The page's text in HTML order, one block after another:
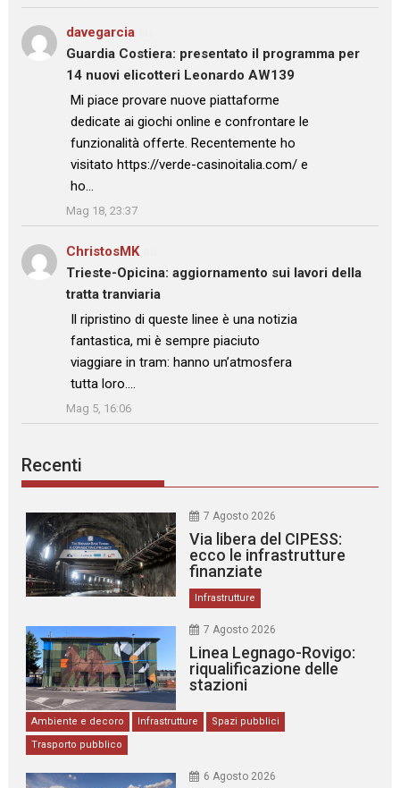
davegarcia
Guardia Costiera: presentato il programma per
14 nuovi elicotteri Leonardo AW139
: “
Mi piace provare nuove piattaforme
dedicate ai giochi online e confrontare le
funzionalità offerte. Recentemente ho
visitato https://verde-casinoitalia.com/ e
ho…
”
Mag 18, 23:37
ChristosMKsu
Trieste-Opicina: aggiornamento sui lavori della
tratta tranviaria
: “
Il ripristino di queste linee è una notizia
fantastica, mi è sempre piaciuto
viaggiare in tram: hanno un’atmosfera
tutta loro.…
”
Mag 5, 16:06
Recenti
7 Agosto 2026
Via libera del CIPESS:
ecco le infrastrutture
finanziate
Infrastrutture
7 Agosto 2026
Linea Legnago-Rovigo:
riqualificazione delle
stazioni
Ambiente e decoro Infrastrutture
Spazi pubblici
Trasporto pubblico
6 Agosto 2026